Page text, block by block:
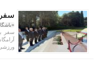
سفر
سفر
ورزشی